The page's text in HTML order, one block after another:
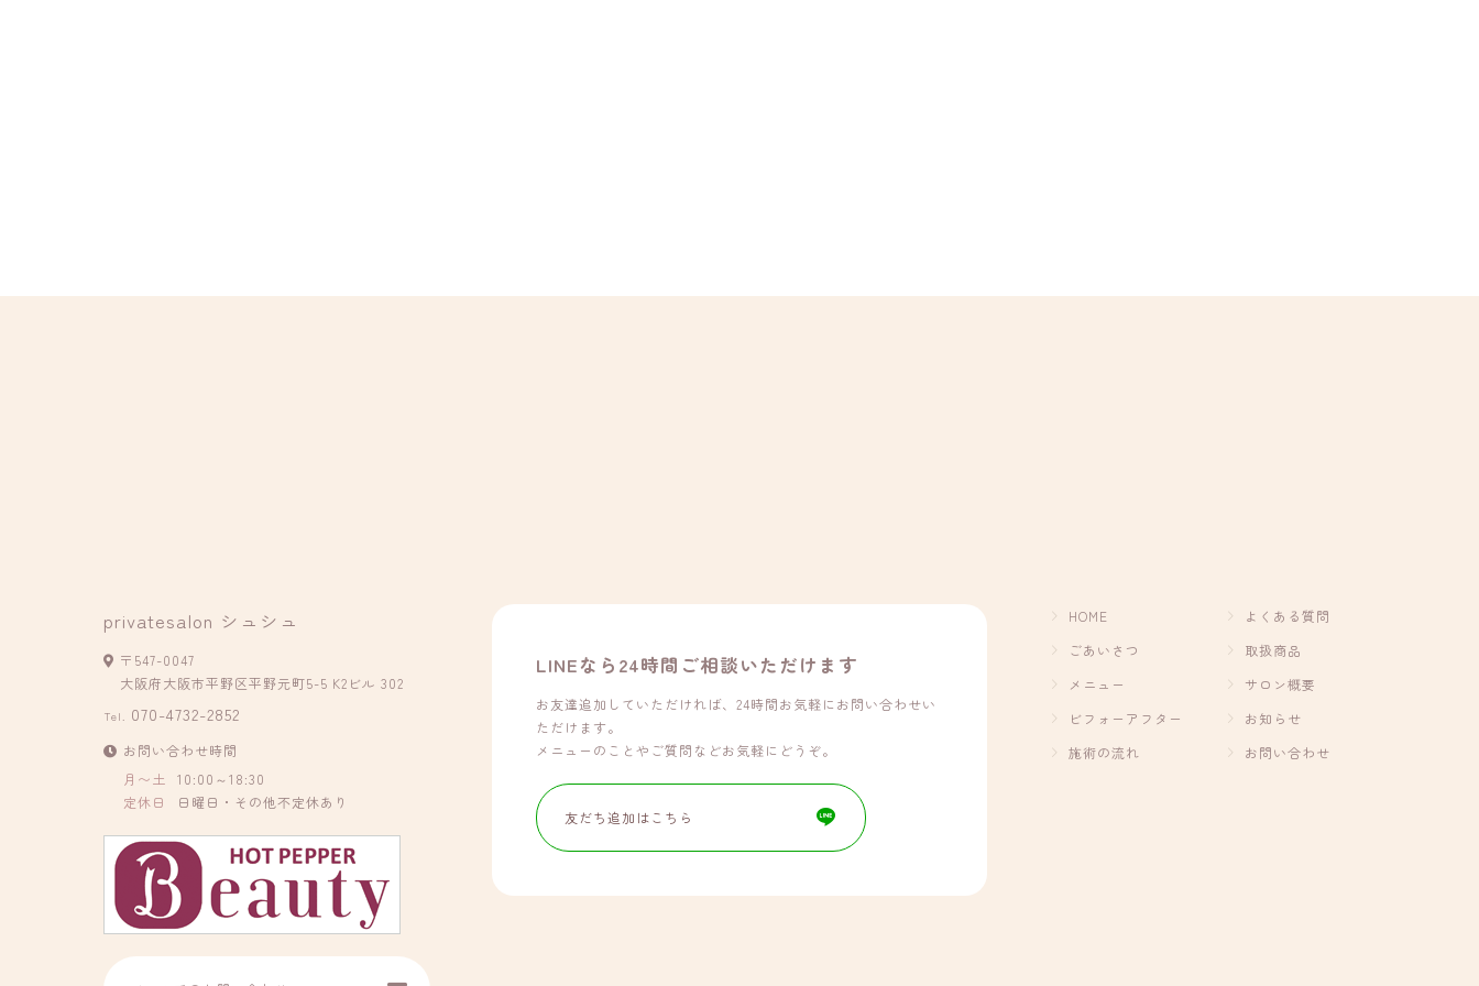
privatesalon シュシュ
〒547-0047
大阪府大阪市平野区平野元町5-5 K2ビル 302
Tel. 070-4732-2852
お問い合わせ時間
月〜土
10:00～18:30
定休日
日曜日・その他不定休あり
LINEなら24時間ご相談いただけます
お友達追加していただければ、24時間お気軽にお問い合わせい
ただけます。
メニューのことやご質問などお気軽にどうぞ。
友だち追加はこちら
HOME
ごあいさつ
メニュー
ビフォーアフター
施術の流れ
よくある質問
取扱商品
サロン概要
お知らせ
お問い合わせ